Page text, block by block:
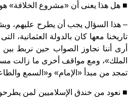
■ هل هذا يعنى أن «مشروع الخلافة»
– هذا السؤال يجب أن يطرح عليهم،
تاريخنا معها كان بالدولة العثمانية،
أرى أننا نجاوز الصواب حين نربط
الملك»، ومع مواقف أخرى ما زالت
تمجد من مبدأ «الإمام» و«السمع
■ نعود من خندق الإسلاميين لمن